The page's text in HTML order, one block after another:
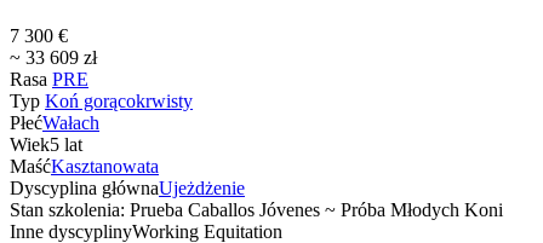
7 300 €
~ 33 609 zł
Rasa PRE
Typ Koń gorącokrwisty
PłećWałach
Wiek5 lat
MaśćKasztanowata
Dyscyplina głównaUjeżdżenie
Stan szkolenia: Prueba Caballos Jóvenes ~ Próba Młodych Koni
Inne dyscyplinyWorking Equitation